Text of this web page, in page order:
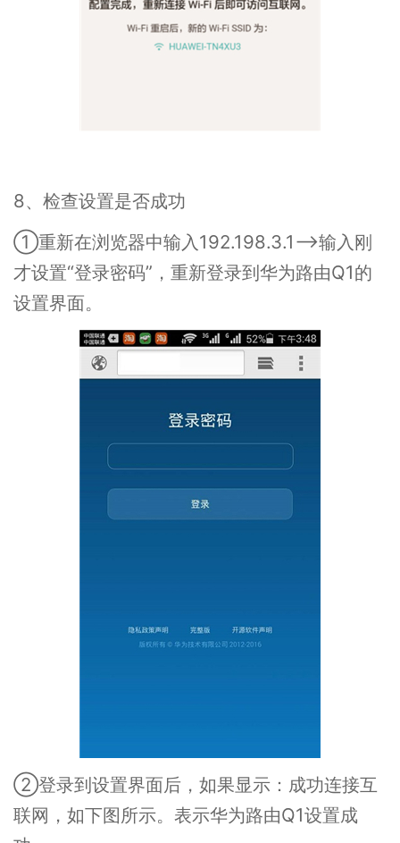
8、检查设置是否成功
①重新在浏览器中输入192.198.3.1——>输入刚
才设置“登录密码”，重新登录到华为路由Q1的
设置界面。
②登录到设置界面后，如果显示：成功连接互
联网，如下图所示。表示华为路由Q1设置成